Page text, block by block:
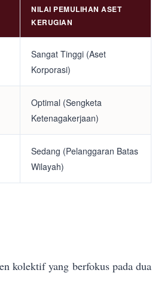
NILAI PEMULIHAN ASET
KERUGIAN
Sangat Tinggi (Aset
Korporasi)
Optimal (Sengketa
Ketenagakerjaan)
Sedang (Pelanggaran Batas
Wilayah)
kolektif yang berfokus pada dua